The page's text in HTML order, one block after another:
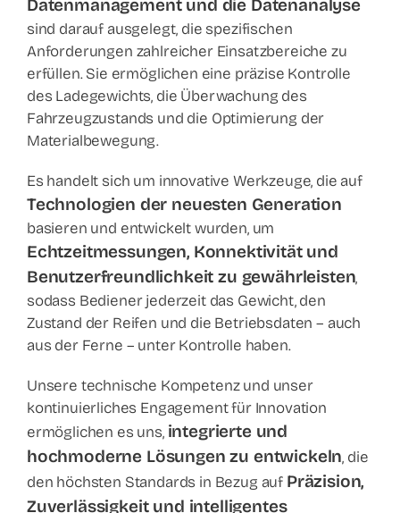
Datenmanagement und die Datenanalyse
sind darauf ausgelegt, die spezifischen
Anforderungen zahlreicher Einsatzbereiche zu
erfüllen. Sie ermöglichen eine präzise Kontrolle
des Ladegewichts, die Überwachung des
Fahrzeugzustands und die Optimierung der
Materialbewegung.
Es handelt sich um innovative Werkzeuge, die auf
Technologien der neuesten Generation
basieren und entwickelt wurden, um
Echtzeitmessungen, Konnektivität und
Benutzerfreundlichkeit zu gewährleisten,
sodass Bediener jederzeit das Gewicht, den
Zustand der Reifen und die Betriebsdaten – auch
aus der Ferne – unter Kontrolle haben.
Unsere technische Kompetenz und unser
kontinuierliches Engagement für Innovation
ermöglichen es uns, integrierte und
hochmoderne Lösungen zu entwickeln, die
den höchsten Standards in Bezug auf Präzision,
Zuverlässigkeit und intelligentes